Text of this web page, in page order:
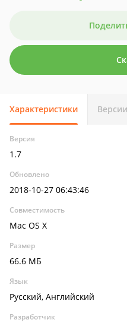
Характеристики Версии
Версия
1.7
Обновлено
2018-10-27 06:43:46
Совместимость
Mac OS X
Размер
66.6 МБ
Язык
Русский, Английский
Разработчик